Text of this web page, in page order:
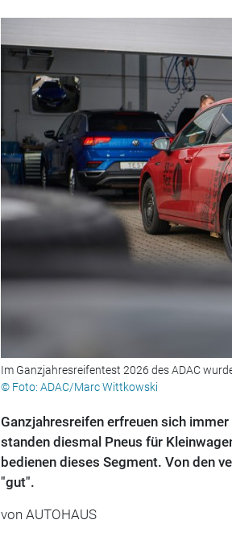
Im Ganzjahresreifentest 2026 des ADAC
© Foto: ADAC/Marc Wittkowski
Ganzjahresreifen erfreuen sich
standen diesmal Pneus für
bedienen dieses Segment. Von den
"gut".
von AUTOHAUS